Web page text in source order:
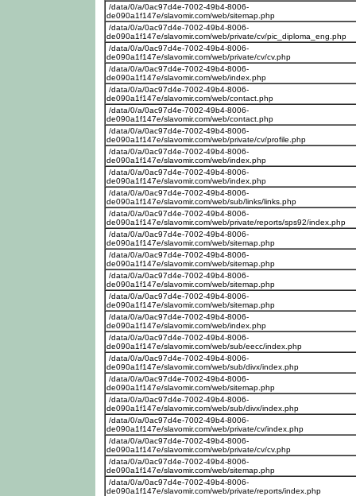
/data/0/a/0ac97d4e-7002-49b4-8006-
de090a1f147e/slavomir.com/web/sitemap.php
/data/0/a/0ac97d4e-7002-49b4-8006-
de090a1f147e/slavomir.com/web/private/cv/pic_diploma_eng.php
/data/0/a/0ac97d4e-7002-49b4-8006-
de090a1f147e/slavomir.com/web/private/cv/cv.php
/data/0/a/0ac97d4e-7002-49b4-8006-
de090a1f147e/slavomir.com/web/index.php
/data/0/a/0ac97d4e-7002-49b4-8006-
de090a1f147e/slavomir.com/web/contact.php
/data/0/a/0ac97d4e-7002-49b4-8006-
de090a1f147e/slavomir.com/web/contact.php
/data/0/a/0ac97d4e-7002-49b4-8006-
de090a1f147e/slavomir.com/web/private/cv/profile.php
/data/0/a/0ac97d4e-7002-49b4-8006-
de090a1f147e/slavomir.com/web/index.php
/data/0/a/0ac97d4e-7002-49b4-8006-
de090a1f147e/slavomir.com/web/index.php
/data/0/a/0ac97d4e-7002-49b4-8006-
de090a1f147e/slavomir.com/web/sub/links/links.php
/data/0/a/0ac97d4e-7002-49b4-8006-
de090a1f147e/slavomir.com/web/private/reports/sps92/index.php
/data/0/a/0ac97d4e-7002-49b4-8006-
de090a1f147e/slavomir.com/web/sitemap.php
/data/0/a/0ac97d4e-7002-49b4-8006-
de090a1f147e/slavomir.com/web/sitemap.php
/data/0/a/0ac97d4e-7002-49b4-8006-
de090a1f147e/slavomir.com/web/sitemap.php
/data/0/a/0ac97d4e-7002-49b4-8006-
de090a1f147e/slavomir.com/web/sitemap.php
/data/0/a/0ac97d4e-7002-49b4-8006-
de090a1f147e/slavomir.com/web/index.php
/data/0/a/0ac97d4e-7002-49b4-8006-
de090a1f147e/slavomir.com/web/sub/eecc/index.php
/data/0/a/0ac97d4e-7002-49b4-8006-
de090a1f147e/slavomir.com/web/sub/divx/index.php
/data/0/a/0ac97d4e-7002-49b4-8006-
de090a1f147e/slavomir.com/web/sitemap.php
/data/0/a/0ac97d4e-7002-49b4-8006-
de090a1f147e/slavomir.com/web/sub/divx/index.php
/data/0/a/0ac97d4e-7002-49b4-8006-
de090a1f147e/slavomir.com/web/private/cv/index.php
/data/0/a/0ac97d4e-7002-49b4-8006-
de090a1f147e/slavomir.com/web/private/cv/cv.php
/data/0/a/0ac97d4e-7002-49b4-8006-
de090a1f147e/slavomir.com/web/sitemap.php
/data/0/a/0ac97d4e-7002-49b4-8006-
de090a1f147e/slavomir.com/web/private/reports/index.php